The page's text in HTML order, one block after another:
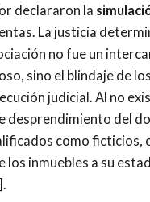
declararon la
La justicia
no fue un
sino el blindaje de
judicial. Al no
desprendimiento del
como ficticios,
los inmuebles a su